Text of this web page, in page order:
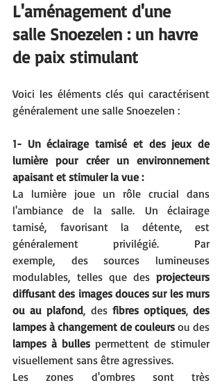
L'aménagement d'une
salle Snoezelen : un havre
de paix stimulant
Voici les éléments clés qui caractérisent
généralement une salle Snoezelen :
1- Un éclairage tamisé et des jeux de
lumière pour créer un environnement
apaisant et stimuler la vue :
La lumière joue un rôle crucial dans
l'ambiance de la salle. Un éclairage
tamisé, favorisant la détente, est
généralement privilégié. Par
exemple, des sources lumineuses
modulables, telles que des projecteurs
diffusant des images douces sur les murs
ou au plafond, des fibres optiques, des
lampes à changement de couleurs
lampes à bulles permettent de stimuler
visuellement sans être agressives.
Les zones d'ombres sont très